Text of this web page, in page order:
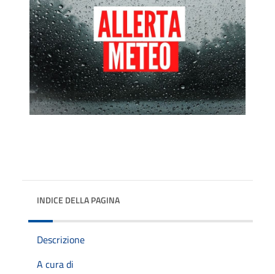
INDICE DELLA PAGINA
Descrizione
A cura di